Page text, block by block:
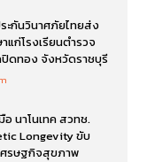
กันวินาศภัยไทยส่ง
ก่โรงเรียนตำรวจ
ปิดทอง จังหวัดราชบุรี
อ นาโนเทค สวทช.
Longevity ขับ
ศรษฐกิจสุขภาพ